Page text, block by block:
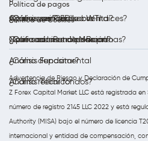
Política de pagos
Política de Cookies
Opera con Petróleo WTI
Opera con Petróleo Brent
Análisis semanal
Notificaciones de Mercado
¿Qué es un CFD sobre índices?
¿Qué son las materias primas?
Análisis Fundamental
Análisis Técnico
¿Cómo verificar su cuenta?
¿Cómo abrir una posición?
¿Cómo depositar?
¿Cómo retirar fondos?
Advertencia de Riesgo y Declaración de
Z Forex Capital Market LLC está registrada
número de registro 2145 LLC 2022 y está
Authority (MISA) bajo el número de licencia
internacional y entidad de compensación,